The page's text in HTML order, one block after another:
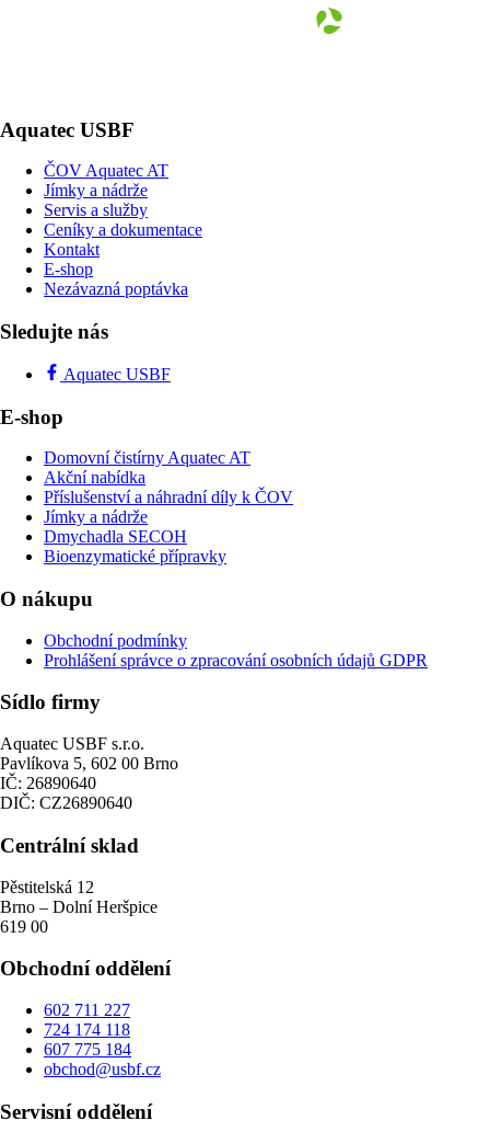
Aquatec USBF
ČOV Aquatec AT
Jímky a nádrže
Servis a služby
Ceníky a dokumentace
Kontakt
E-shop
Nezávazná poptávka
Sledujte nás
Aquatec USBF
E-shop
Domovní čistírny Aquatec AT
Akční nabídka
Příslušenství a náhradní díly k ČOV
Jímky a nádrže
Dmychadla SECOH
Bioenzymatické přípravky
O nákupu
Obchodní podmínky
Prohlášení správce o zpracování osobních údajů GDPR
Sídlo firmy
Aquatec USBF s.r.o.
Pavlíkova 5, 602 00 Brno
IČ: 26890640
DIČ: CZ26890640
Centrální sklad
Pěstitelská 12
Brno – Dolní Heršpice
619 00
Obchodní oddělení
602 711 227
724 174 118
607 775 184
obchod@usbf.cz
Servisní oddělení